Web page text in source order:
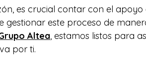
es crucial contar con el apoyo
gestionar este proceso de
Altea, estamos listos para
por ti.